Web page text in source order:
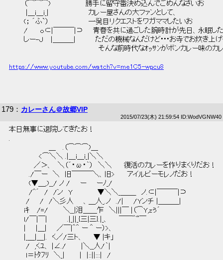
（⌒⌒⌒)　　　　　　　勝手に留守番決め込んでごめんなさいお
|＿i＿i_|　　　　　　　　カレー屋さんの大ファンとして、
(； ´ふ`）　　　　　　　　一発目リクエストをワガママしたいお
/　　 ｏ⊂|￣￣￣|⊃　　青春を共に過ごした腕時計が先日、永眠し
しー-Ｊ　 |＿＿＿|　　　　ただの機械なんだけど･･･お寺でお炊き
そんな前時代なｵｯｻﾝがボンカレー味のカレーをリ
https://www.youtube.com/watch?v=me1C5-wpcu8
179 ： カレーさん＠故郷VIP
2015/07/23(木) 21:59:54 ID:WodVGNW40
本日無事に退院してきたお！
.
＿　 .（⌒⌒⌒)＿
<⌒＼＼ .|＿i＿i_|＼＼
／＞、　＼（´・ω・｀）　＼＼　 　復活のカレーを作りまくりだお！
./￣ー　＼　旧￣￣￣＼、旧> 　　アイルビーモレノだお！
(▼＿,)__/ ノ /　　ー　　ーﾉ_/
/^´　/　/ン　Y　　　　　▼＼＼_＿＿_　ノ.⊂|￣￣￣|⊃
/　　/　/＼彡人　　、＿人_.ノ　./|　　/Yンチ |＿＿＿|
iｷ　 /=/　　　＼__|泪＿＿乍　＼|||￣ |（⌒Y,zぅ´
l/￣|￣|　　　　.|_||_{三|三}.|_、　　￣￣＾~￣
|　　|＿|　　／￣|＾＾ ー ＾ ー）>、
|_＿|＿|.　く／/三ト、　　▼ |キ」
/　,くﾕ、 |∠./　　　|＼__人/｀|
l＝ﾄﾀﾌﾘ　＼_|　　　|　|::||:::|　/